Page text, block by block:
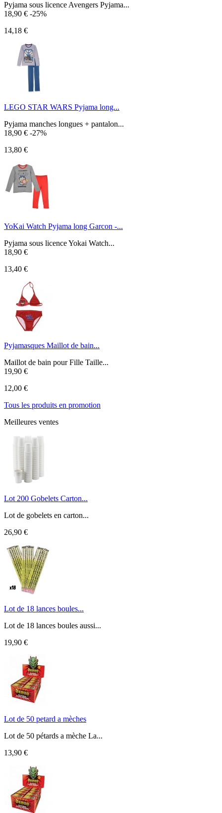
Pyjama sous licence Avengers Pyjama...
18,90 € -25%
14,18 €
LEGO STAR WARS Pyjama long...
Pyjama manches longues + pantalon...
18,90 € -27%
13,80 €
YoKai Watch Pyjama long Garcon -...
Pyjama sous licence Yokai Watch...
18,90 €
13,40 €
Pyjamasques Maillot de bain...
Maillot de bain pour Fille Taille...
19,90 €
12,00 €
Tous les produits en promotion
Meilleures ventes
Lot 200 Gobelets Carton...
Lot de gobelets en carton...
26,90 €
Lot de 18 lances boules...
Lot de 18 lances boules aussi...
19,90 €
Lot de 50 petard a mèches
Lot de 50 pétards a mèche La...
13,90 €